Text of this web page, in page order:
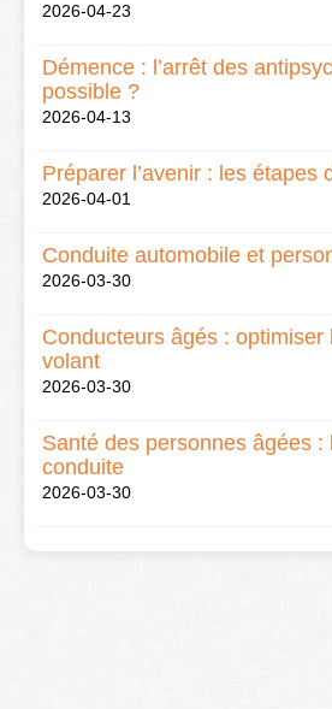
2026-04-23
Démence : l’arrêt des
possible ?
2026-04-13
Préparer l’avenir : les étapes
2026-04-01
Conduite automobile et
2026-03-30
Conducteurs âgés : optimiser
volant
2026-03-30
Santé des personnes âgées :
conduite
2026-03-30